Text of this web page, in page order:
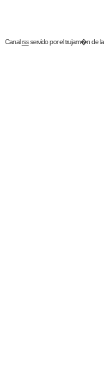
Canalrssservido por eltrujam�nde